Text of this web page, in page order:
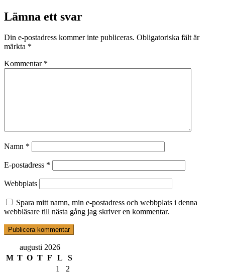
Lämna ett svar
Din e-postadress kommer inte publiceras. Obligatoriska fält är
märkta *
Kommentar *
Namn *
E-postadress *
Webbplats
Spara mitt namn, min e-postadress och webbplats i denna
webbläsare till nästa gång jag skriver en kommentar.
augusti 2026
M T O T F L
S
1
2